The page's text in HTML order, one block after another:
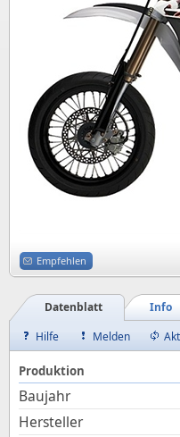
Empfehlen
Info
Datenblatt
Hilfe Melden
Produktion
Baujahr
Hersteller